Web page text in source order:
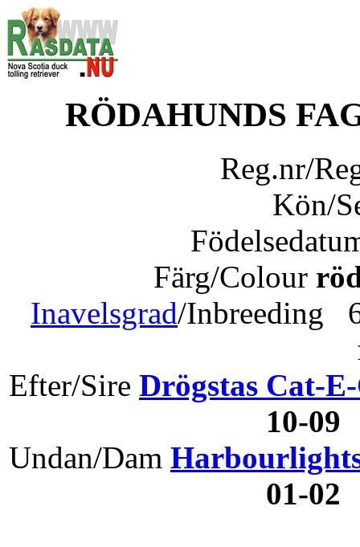
RÖDAHUNDS
Reg.nr/
Kön/
Färg/Colour
Inavelsgrad/Inbreeding
Efter/Sire Drögstas Cat-
10-
Undan/Dam
01-